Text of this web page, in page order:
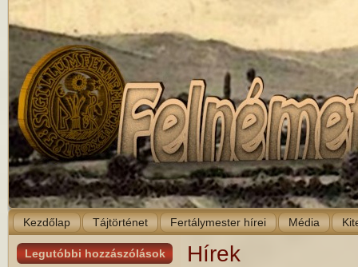
Kezdőlap Tájtörténet Fertálymester hírei Média
Legutóbbi hozzászólások Hírek